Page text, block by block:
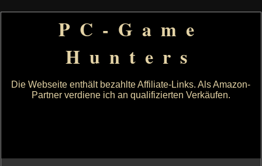
PC-Game
Hunters
Die Webseite enthält bezahlte Affiliate-Links. Als Amazon-
Partner verdiene ich an qualifizierten Verkäufen.